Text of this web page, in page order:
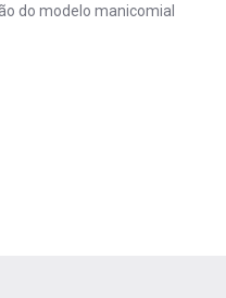
do modelo manicomial